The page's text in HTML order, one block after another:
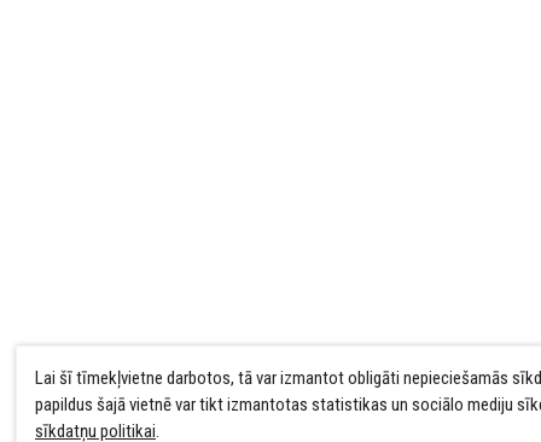
Lai šī tīmekļvietne darbotos, tā var izmantot obligāti nepieciešamās
papildus šajā vietnē var tikt izmantotas statistikas un sociālo mediju
sīkdatņu politikai